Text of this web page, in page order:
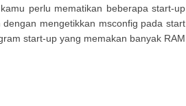
perlu mematikan beberapa start-up
mengetikkan msconfig pada start
start-up yang memakan banyak RAM